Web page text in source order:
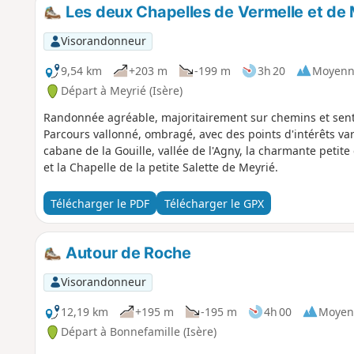
Les deux Chapelles de Vermelle et de
Visorandonneur
9,54 km
+203 m -199 m 3h 20
Départ à Meyrié (Isère)
Randonnée agréable, majoritairement sur chemins et
Parcours vallonné, ombragé, avec des points d'intérêts
cabane de la Gouille, vallée de l'Agny, la charmante
et la Chapelle de la petite Salette de Meyrié.
Télécharger le PDF Télécharger le GPX
Autour de Roche
Visorandonneur
12,19 km
+195 m -195 m 4h 00
Départ à Bonnefamille (Isère)